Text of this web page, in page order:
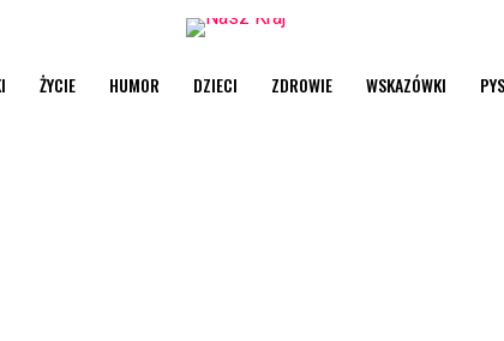
ŻYCIE HUMOR DZIECI ZDROWIE WSKAZÓWKI